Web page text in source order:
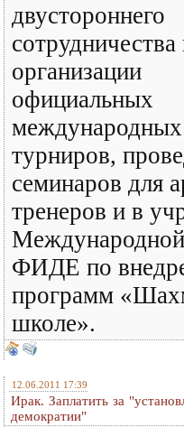
двустороннего
сотрудничества
организации
официальных
международных
турниров,
семинаров для
тренеров и в
ФИДЕ по
программ
школе».
12.06.2011 17:39
Ирак. Заплатить за
демократии"